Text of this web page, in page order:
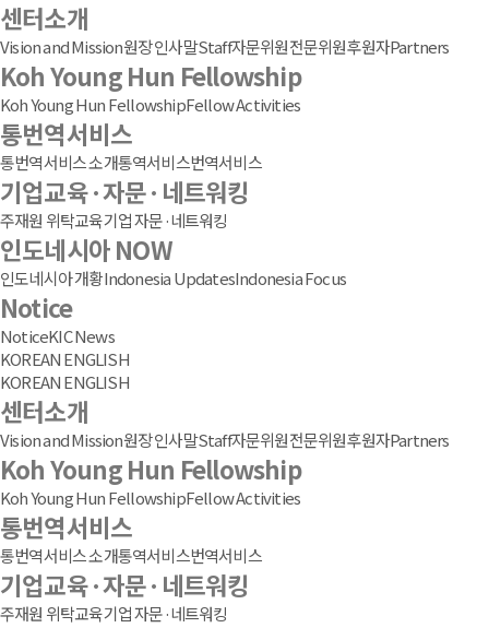
센터소개
Vision and Mission원장 인사말Staff자문위원전문위원후원자Partners
Koh Young Hun Fellowship
Koh Young Hun FellowshipFellow Activities
통번역서비스
통번역서비스 소개통역서비스번역서비스
기업교육·자문·네트워킹
주재원 위탁교육기업 자문·네트워킹
인도네시아 NOW
인도네시아 개황Indonesia UpdatesIndonesia Focus
Notice
NoticeKIC News
KOREANENGLISH
KOREANENGLISH
센터소개
Vision and Mission원장 인사말Staff자문위원전문위원후원자Partners
Koh Young Hun Fellowship
Koh Young Hun FellowshipFellow Activities
통번역서비스
통번역서비스 소개통역서비스번역서비스
기업교육·자문·네트워킹
주재원 위탁교육기업 자문·네트워킹